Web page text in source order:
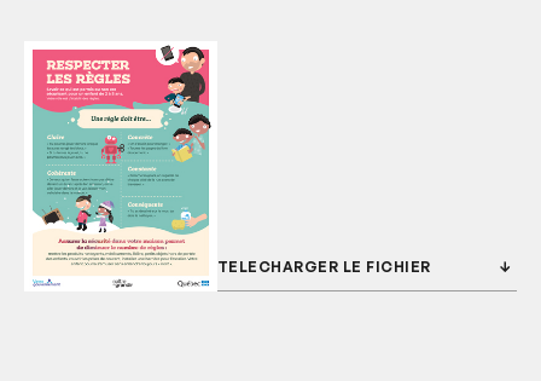
TÉLÉCHARGER LE FICHIER